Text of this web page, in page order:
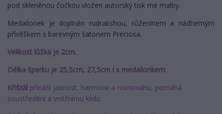
pod skleněnou čočkou vložen autorský tisk mé malby.
Medailonek je doplněn rudrakshou, růženínem a nádherným
přívěškem s barevným šatonem Preciosa.
Velikost lůžka je 2cm.
Délka šperku je 25,5cm, 27,5cm i s medailonkem.
Křišťál přináší jasnost, harmonii a rovnováhu, pomáhá
soustředění a vnitřnímu klidu.